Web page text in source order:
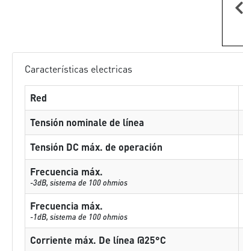
Características electricas
Red
Tensión nominale de línea
Tensión DC máx. de operación
Frecuencia máx.
-3dB, sistema de 100 ohmios
Frecuencia máx.
-1dB, sistema de 100 ohmios
Corriente máx. De línea @25°C